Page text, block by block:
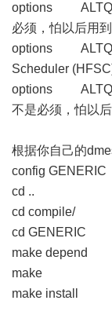
options
必须，怕以后用到
options
Scheduler
options
不是必须，怕以后
根据你自己的
config GENERIC
cd ..
cd compile/
cd GENERIC
make depend
make
make install